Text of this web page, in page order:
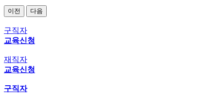
이전 다음
구직자
교육신청
재직자
교육신청
구직자